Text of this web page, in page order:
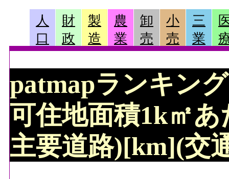
人
口
財
政
製
造
農
業
卸
売
小
売
三
業
patmapランキン
可住地面積1k㎡
主要道路)[km](交